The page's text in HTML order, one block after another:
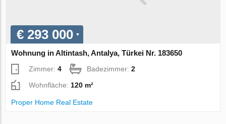
€ 293 000
Wohnung in Altintash, Antalya, Türkei Nr. 183650
Zimmer:4 Badezimmer:2
Wohnfläche: 120 m²
Proper Home Real Estate